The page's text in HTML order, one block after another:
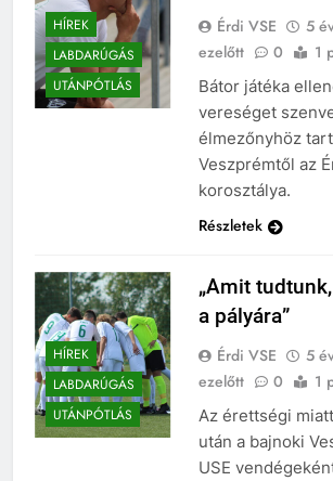
HÍREK
LABDARÚGÁS
UTÁNPÓTLÁS
Érdi VSE
5
ezelőtt
0 1
Bátor játéka
vereséget
élmezőnyhöz
Veszprémtől az
korosztálya.
Részletek
HÍREK
LABDARÚGÁS
UTÁNPÓTLÁS
„Amit
a pályára”
Érdi VSE
5
ezelőtt
0 1
Az érettségi
után a bajnoki
USE